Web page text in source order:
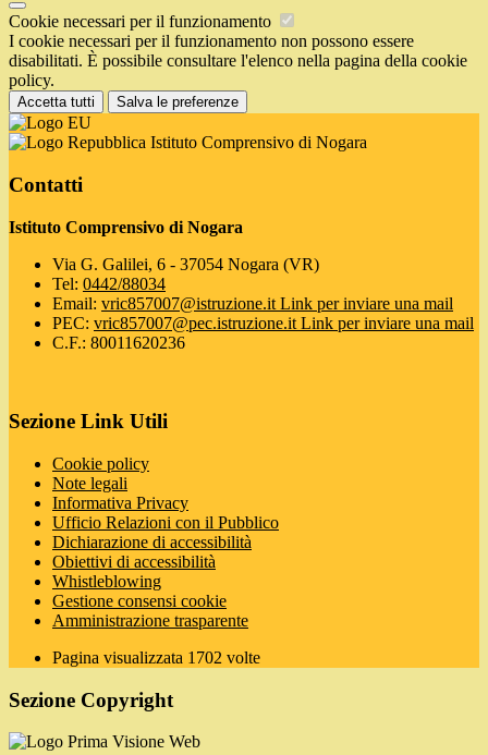
Cookie necessari per il funzionamento
I cookie necessari per il funzionamento non possono essere
disabilitati. È possibile consultare l'elenco nella pagina della cookie
policy.
Accetta tutti Salva le preferenze
Istituto Comprensivo di Nogara
Contatti
Istituto Comprensivo di Nogara
Via G. Galilei, 6 - 37054 Nogara (VR)
Tel: 0442/88034
Email: vric857007@istruzione.it Link per inviare una mail
PEC: vric857007@pec.istruzione.it Link per inviare una mail
C.F.: 80011620236
Sezione Link Utili
Cookie policy
Note legali
Informativa Privacy
Ufficio Relazioni con il Pubblico
Dichiarazione di accessibilità
Obiettivi di accessibilità
Whistleblowing
Gestione consensi cookie
Amministrazione trasparente
Pagina visualizzata 1702 volte
Sezione Copyright